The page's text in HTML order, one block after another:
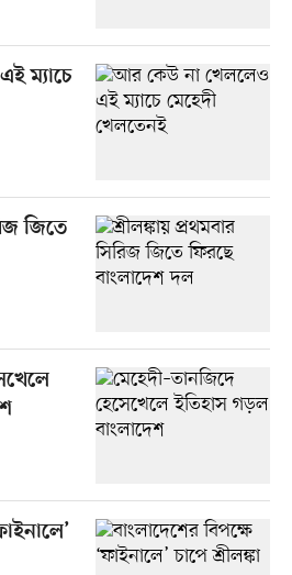
ম্যাচে
জিতে